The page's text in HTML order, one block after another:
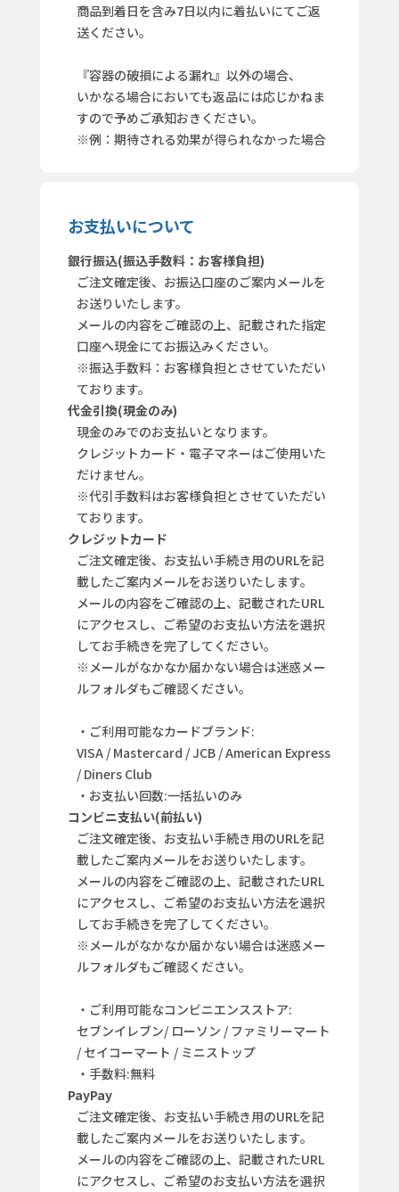
商品到着日を含み7日以内に着払いにてご返
送ください。
『容器の破損による漏れ』以外の場合、
いかなる場合においても返品には応じかねま
すので予めご承知おきください。
※例：期待される効果が得られなかった場合
お支払いについて
銀行振込(振込手数料：お客様負担)
ご注文確定後、お振込口座のご案内メールを
お送りいたします。
メールの内容をご確認の上、記載された指定
口座へ現金にてお振込みください。
※振込手数料：お客様負担とさせていただい
ております。
代金引換(現金のみ)
現金のみでのお支払いとなります。
クレジットカード・電子マネーはご使用いた
だけません。
※代引手数料はお客様負担とさせていただい
ております。
クレジットカード
ご注文確定後、お支払い手続き用のURLを記
載したご案内メールをお送りいたします。
メールの内容をご確認の上、記載されたURL
にアクセスし、ご希望のお支払い方法を選択
してお手続きを完了してください。
※メールがなかなか届かない場合は迷惑メー
ルフォルダもご確認ください。
・ご利用可能なカードブランド:
VISA / Mastercard / JCB / American Express
/ Diners Club
・お支払い回数:一括払いのみ
コンビニ支払い(前払い)
ご注文確定後、お支払い手続き用のURLを記
載したご案内メールをお送りいたします。
メールの内容をご確認の上、記載されたURL
にアクセスし、ご希望のお支払い方法を選択
してお手続きを完了してください。
※メールがなかなか届かない場合は迷惑メー
ルフォルダもご確認ください。
・ご利用可能なコンビニエンスストア:
セブンイレブン/ ローソン / ファミリーマート
/ セイコーマート / ミニストップ
・手数料:無料
PayPay
ご注文確定後、お支払い手続き用のURLを記
載したご案内メールをお送りいたします。
メールの内容をご確認の上、記載されたURL
にアクセスし、ご希望のお支払い方法を選択